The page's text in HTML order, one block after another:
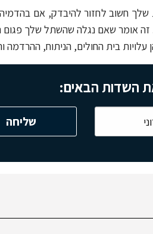
שלך חשוב לחזור להיבדק, אם
זה אומר שאם נגלה שהשתל שלך
בית החולים, הניתוח, ההרדמה
השדות הבאים: